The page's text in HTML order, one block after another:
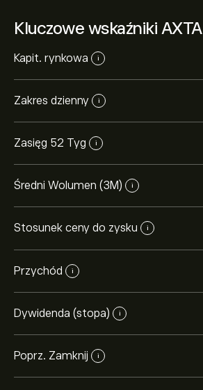
Kluczowe wskaźniki AXTA
Kapit. rynkowa i
Zakres dzienny i
Zasięg 52 Tyg i
Średni Wolumen (3M) i
Stosunek ceny do zysku i
Przychód i
Dywidenda (stopa) i
Poprz. Zamknij i